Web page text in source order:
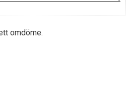
omdöme.